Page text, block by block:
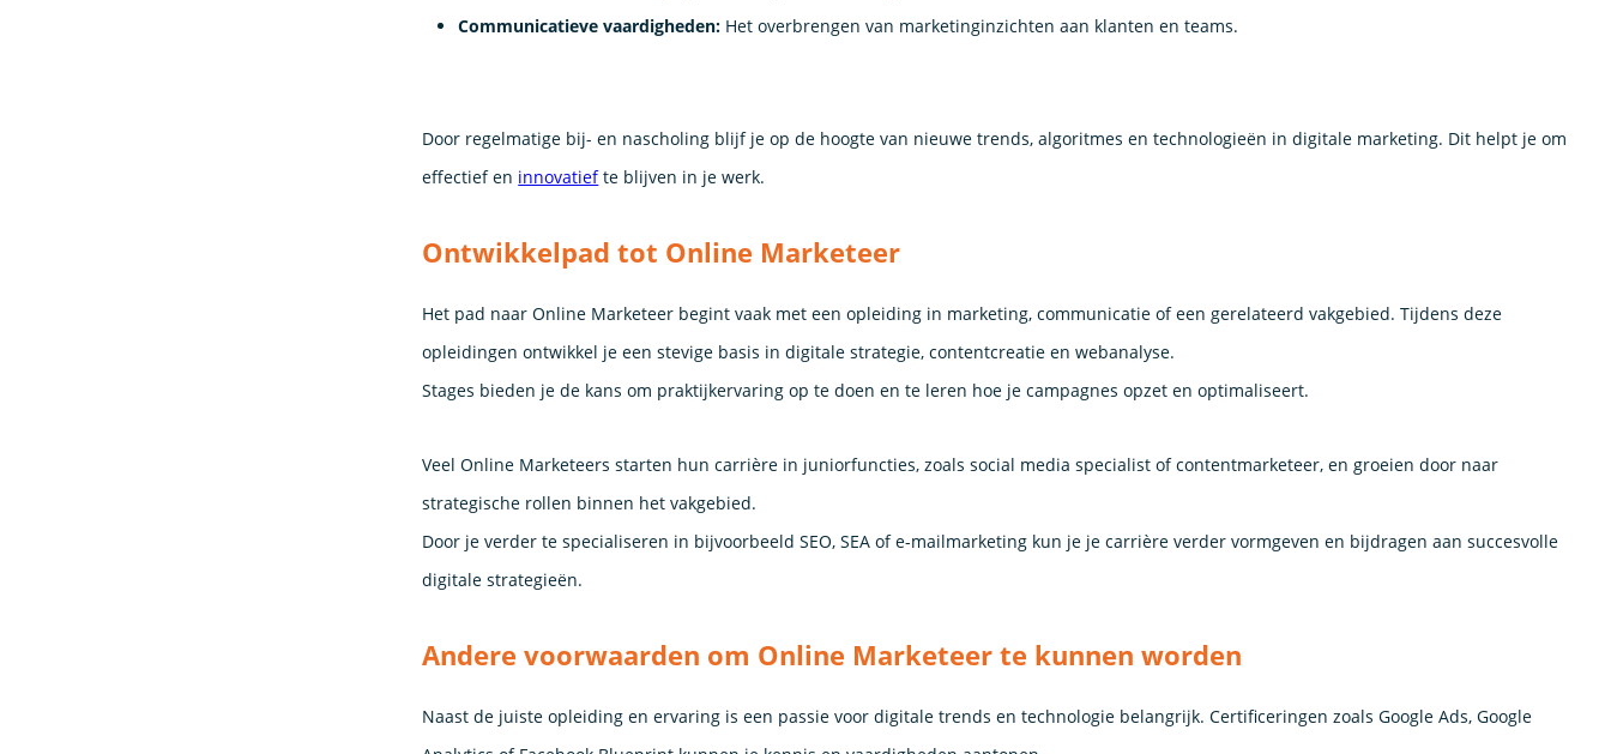
Communicatieve vaardigheden: Het overbrengen van marketinginzichten aan klanten en teams.
Door regelmatige bij- en nascholing blijf je op de hoogte van nieuwe trends, algoritmes en technologieën in digitale marketing. Dit helpt je om
effectief en innovatiefte blijven in je werk.
Ontwikkelpad tot Online Marketeer
Het pad naar Online Marketeer begint vaak met een opleiding in marketing, communicatie of een gerelateerd vakgebied. Tijdens deze
opleidingen ontwikkel je een stevige basis in digitale strategie, contentcreatie en webanalyse.
Stages bieden je de kans om praktijkervaring op te doen en te leren hoe je campagnes opzet en optimaliseert.
Veel Online Marketeers starten hun carrière in juniorfuncties, zoals social media specialist of contentmarketeer, en groeien door naar
strategische rollen binnen het vakgebied.
Door je verder te specialiseren in bijvoorbeeld SEO, SEA of e-mailmarketing kun je je carrière verder vormgeven en bijdragen aan succesvolle
digitale strategieën.
Andere voorwaarden om Online Marketeer te kunnen worden
Naast de juiste opleiding en ervaring is een passie voor digitale trends en technologie belangrijk. Certificeringen zoals Google Ads, Google